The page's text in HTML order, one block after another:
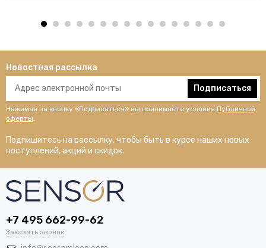
Новостная рассылка
Подписаться
Нажимая на кнопку «Подписаться» вы принимаете условия Публичной
оферты
Подпишитесь на рассылку, чтобы быть в курсе наших новых
поступлений, акций и скидок.
+7 495 662-99-62
Заказать звонок